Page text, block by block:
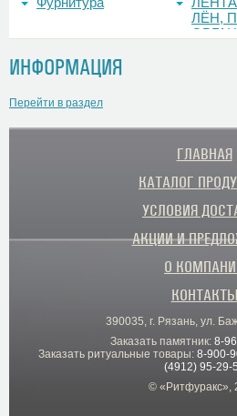
ЛЁН,
ИНФОРМАЦИЯ
Перейти в раздел
ГЛАВНАЯ
КАТАЛОГ
УСЛОВИЯ
АКЦИИ И
О
КОНТАКТЫ
390035, г. Рязань, ул.
Заказать памятник: 8-
Заказать ритуальные товары: 8-900-
(4912) 95-29-
© «Ритфуракс»,